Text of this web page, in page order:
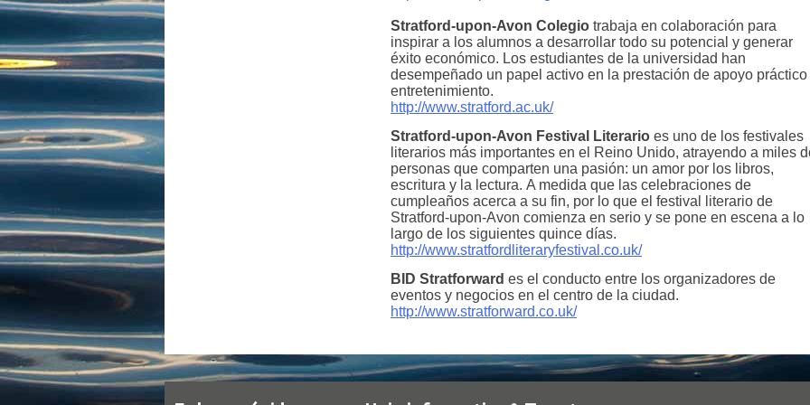
Stratford-upon-Avon Colegio trabaja en colaboración para
inspirar a los alumnos a desarrollar todo su potencial y generar
éxito económico. Los estudiantes de la universidad han
desempeñado un papel activo en la prestación de apoyo práctico
entretenimiento.
http://www.stratford.ac.uk/
Stratford-upon-Avon Festival Literario es uno de los festivales
literarios más importantes en el Reino Unido, atrayendo a miles
personas que comparten una pasión: un amor por los libros,
escritura y la lectura. A medida que las celebraciones de
cumpleaños acerca a su fin, por lo que el festival literario de
Stratford-upon-Avon comienza en serio y se pone en escena a lo
largo de los siguientes quince días.
http://www.stratfordliteraryfestival.co.uk/
BID Stratforward es el conducto entre los organizadores de
eventos y negocios en el centro de la ciudad.
http://www.stratforward.co.uk/